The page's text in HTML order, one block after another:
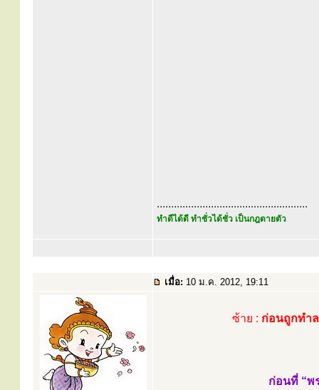
.....................................................
ทำดีได้ดี ทำชั่วได้ชั่ว เป็นกฎตายตัว
เมื่อ: 10 ม.ค. 2012, 19:11
ซ้าย : ก่อนถูกทำ
ก่อนที่ “พ